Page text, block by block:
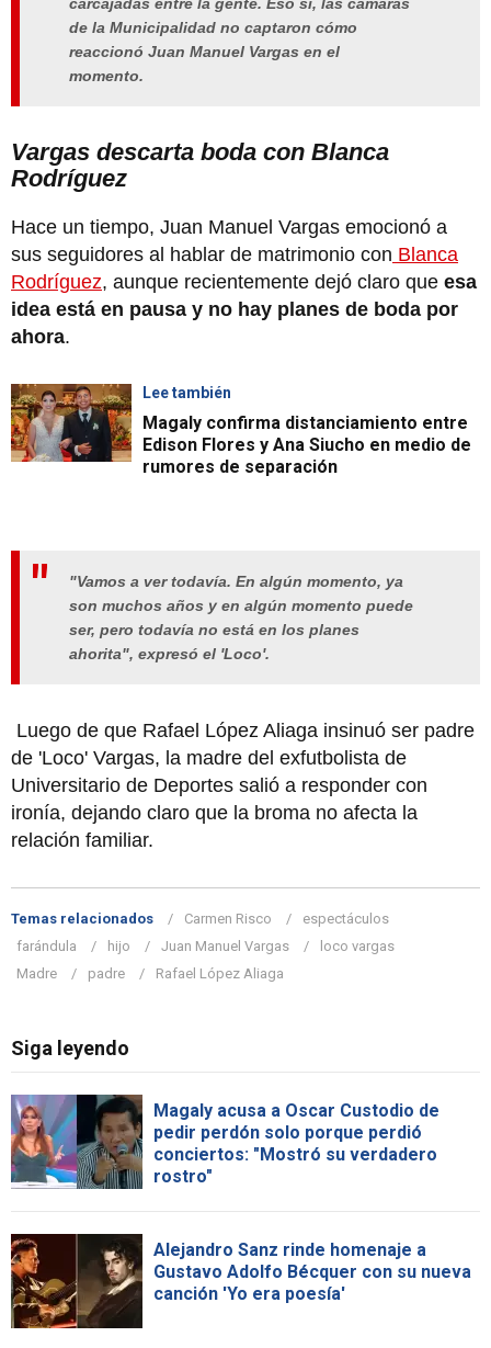
de la Municipalidad no captaron cómo
reaccionó Juan Manuel Vargas en el
momento.
Vargas descarta boda con Blanca
Rodríguez
Hace un tiempo, Juan Manuel Vargas emocionó a
sus seguidores al hablar de matrimonio con Blanca
Rodríguez, aunque recientemente dejó claro que esa
idea está en pausa y no hay planes de boda por
ahora.
Lee también
Magaly confirma distanciamiento entre
Edison Flores y Ana Siucho en medio de
rumores de separación
"Vamos a ver todavía. En algún momento, ya
son muchos años y en algún momento puede
ser, pero todavía no está en los planes
ahorita", expresó el 'Loco'.
Luego de que Rafael López Aliaga insinuó ser padre
de 'Loco' Vargas, la madre del exfutbolista de
Universitario de Deportes salió a responder con
ironía, dejando claro que la broma no afecta la
relación familiar.
Temas relacionados Carmen Risco
espectáculos
farándula
hijo Juan Manuel Vargas
loco vargas
Madre
padre Rafael López Aliaga
Siga leyendo
Magaly acusa a Oscar Custodio de
pedir perdón solo porque perdió
conciertos: "Mostró su verdadero
rostro"
Alejandro Sanz rinde homenaje a
Gustavo Adolfo Bécquer con su nueva
canción 'Yo era poesía'